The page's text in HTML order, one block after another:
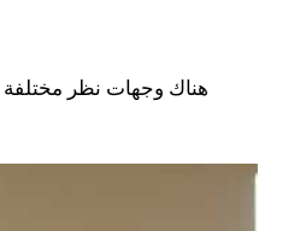
هناك وجهات نظر مختلفة